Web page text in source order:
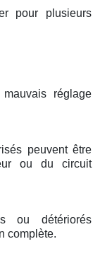
pour plusieurs
réglage
peuvent être
ou du circuit
ou détériorés
complète.